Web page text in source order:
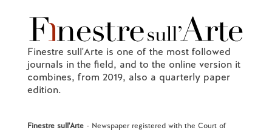
Finestre sull'Arte is one of the most followed
journals in the field, and to the online version it
combines, from 2019, also a quarterly paper
edition.
Finestre sull'Arte- Newspaper registered with the Court of